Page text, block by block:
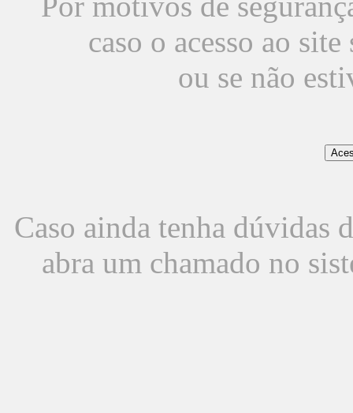
caso o acesso ao
ou se não
Caso ainda tenha dúvidas
abra um chamado no